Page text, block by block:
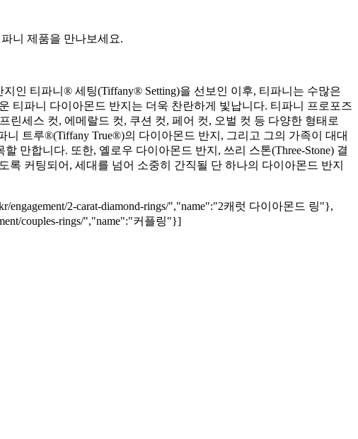
니 제품을 만나보세요.
인 티파니® 세팅(Tiffany® Setting)을 선보인 이후, 티파니는 수많은
티파니 다이아몬드 반지는 더욱 찬란하게 빛납니다. 티파니 프로포즈
린세스 컷, 에메랄드 컷, 쿠션 컷, 페어 컷, 오벌 컷 등 다양한 형태로
트루®(Tiffany True®)의 다이아몬드 반지, 그리고 그의 가족이 대대
만합니다. 또한, 옐로우 다이아몬드 반지, 쓰리 스톤(Three-Stone) 결
커팅되어, 세대를 넘어 소중히 간직될 단 하나의 다이아몬드 반지
2-carat-diamond-rings/","name":"2캐럿 다이아몬드 링"},
couples-rings/","name":"커플링"}]